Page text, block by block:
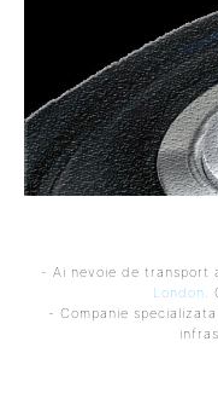
- Ai nevoie de transport
London.
- Companie